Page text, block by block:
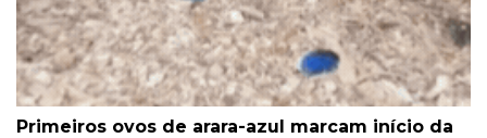
Primeiros ovos de arara-azul marcam início da